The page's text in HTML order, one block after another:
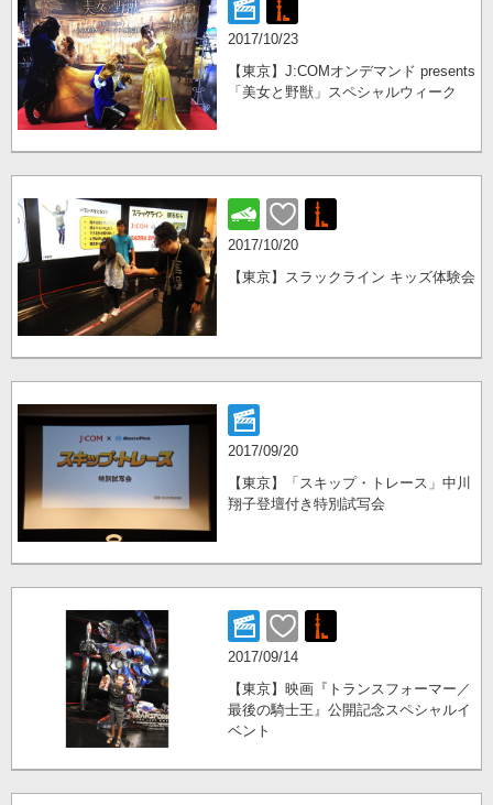
2017/10/23
【東京】J:COMオンデマンド presents
「美女と野獣」スペシャルウィーク
2017/10/20
【東京】スラックライン キッズ体験会
2017/09/20
【東京】「スキップ・トレース」中川
翔子登壇付き特別試写会
2017/09/14
【東京】映画『トランスフォーマー／
最後の騎士王』公開記念スペシャルイ
ベント